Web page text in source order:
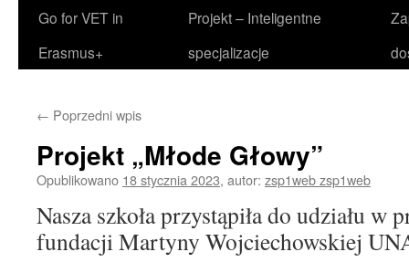
Go for VET in
Erasmus+
Projekt – Inteligentne
specjalizacje
← Poprzedni wpis
Projekt „Młode Głowy”
Opublikowano 18 stycznia 2023, autor: zsp1web zsp1web
Nasza szkoła przystąpiła do udziału w
fundacji Martyny Wojciechowskiej